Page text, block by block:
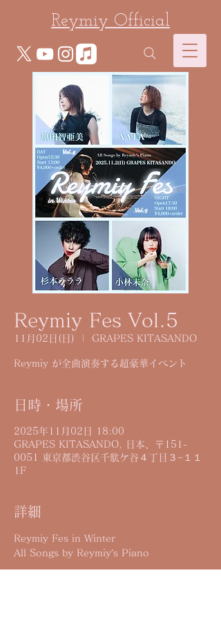
Reymiy Official
Reymiy Fes Vol.5
11月02日(日) GRAPES KITASANDO
Reymiy が全曲演奏する超豪華イベント
日時・場所
2025年11月02日 18:00
GRAPES KITASANDO, 日本、〒151-
0051 東京都渋谷区千駄ケ谷４丁目３−１１
1F
詳細
Reymiy Fes in Winter
All Songs by Reymiy′s Piano